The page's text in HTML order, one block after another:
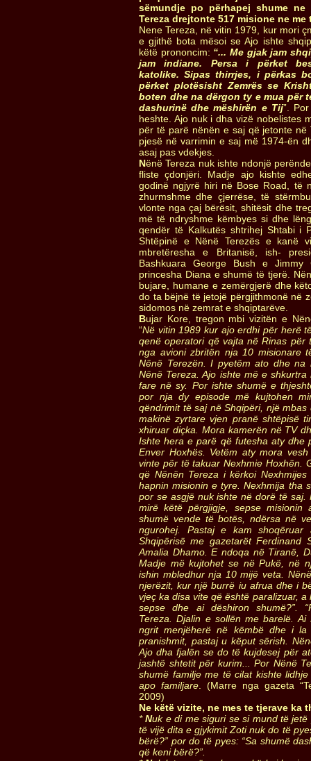
sëmundje po përhapej shume ne
Tereza drejtonte 517 misione ne me
Nene Tereza, në vitin 1979, kur mori
e gjithë bota mësoi se Ajo ishte
këtë prononcim: “... Me gjak jam
jam indiane. Persa i përket
katolike. Sipas thirrjes, i përkas
përket plotësisht Zemrës se
boten dhe na dërgon ty e mua për
dashurinë dhe mëshirën e Tij”.
heshte. Ajo nuk i dha vizë nobelistes
për të parë nënën e saj që jetonte
pjesë në varrimin e saj më 1974-ën
asaj pas vdekjes.
Nënë Tereza nuk ishte ndonjë
fliste çdonjëri. Madje ajo kishte
godinë ngjyrë hiri në Bose Road, të
zhurmshme dhe çjerrëse, të
vlonte nga çaj bërësit, shitësit dhe
më të ndryshme këmbyes si dhe
qendër të Kalkutës shtrihej Shtabi i
Shtëpinë e Nënë Terezës e kanë
mbretëresha e Britanisë, ish-
Bashkuara George Bush e Jimmy
princesha Diana e shumë të tjerë.
bujare, humane e zemërgjerë dhe
do ta bëjnë të jetojë përgjithmonë në
sidomos në zemrat e shqiptarëve.
Bujar Kore, tregon mbi vizitën e
“Në vitin 1989 kur ajo erdhi për herë
qenë operatori që vajta në Rinas për
nga avioni zbritën nja 10 misionare
Nënë Terezën. I pyetëm ato dhe
Nënë Tereza. Ajo ishte më e
fare në sy. Por ishte shumë e
por nja dy episode më kujtohen
qëndrimit të saj në Shqipëri, një
makinë zyrtare vjen pranë shtëpisë
xhiruar diçka. Mora kamerën në TV
Ishte hera e parë që futesha aty dhe
Enver Hoxhës. Vetëm aty mora
vinte për të takuar Nexhmie Hoxhën.
që Nënën Tereza i kërkoi
hapnin misionin e tyre. Nexhmija tha
por se asgjë nuk ishte në dorë të saj.
mirë këtë përgjigje, sepse
shumë vende të botës, ndërsa në
ngurohej. Pastaj e kam
Shqipërisë me gazetarët Ferdinand
Amalia Dhamo. E ndoqa në Tiranë,
Madje më kujtohet se në Pukë, në
ishin mbledhur nja 10 mijë veta.
njerëzit, kur një burrë iu afrua dhe i
vjeç ka disa vite që është paralizuar,
sepse dhe ai dëshiron shumë?”.
Tereza. Djalin e sollën me barelë.
ngrit menjëherë në këmbë dhe i
pranishmit, pastaj u këput sërish.
Ajo dha fjalën se do të kujdesej për
jashtë shtetit për kurim... Por Nënë
shumë familje me të cilat kishte
apo familjare . (Marre nga gazeta
2009)
Ne këtë vizite, ne mes te tjerave ka
*Nuk e di me siguri se si mund të
të vijë dita e gjykimit Zoti nuk do të
bërë?” por do të pyes: “Sa shumë
që keni bërë?”.